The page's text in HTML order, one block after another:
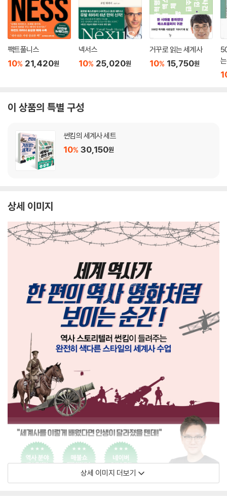
팩트풀니스
10% 21,420원
넥서스
10% 25,020원
거꾸로 읽는 세계사
10% 15,750원
이 상품의 특별 구성
썬킴의 세계사 세트
10% 30,150원
상세 이미지
상세 이미지 더보기